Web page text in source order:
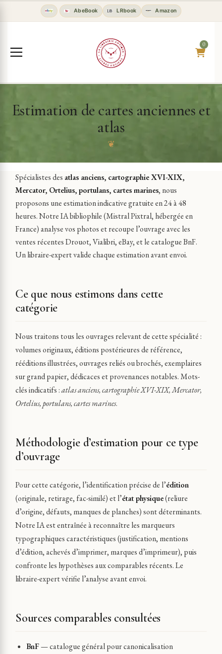
AbeBook LRbook Amazon
0
Estimation de cartes anciennes et
atlas
❦
Spécialistes des atlas anciens, cartographie XVI-XIX,
Mercator, Ortelius, portulans, cartes marines, nous
proposons une estimation indicative gratuite en 24 à 48
heures. Notre IA bibliophile (Mistral Pixtral, hébergée en
France) analyse vos photos et recoupe l’ouvrage avec les
ventes récentes Drouot, Vialibri, eBay, et le catalogue BnF.
Un libraire-expert valide chaque estimation avant envoi.
Ce que nous estimons dans cette
catégorie
Nous traitons tous les ouvrages relevant de cette spécialité :
volumes originaux, éditions postérieures de référence,
rééditions illustrées, ouvrages reliés ou brochés, exemplaires
sur grand papier, dédicaces et provenances notables. Mots-
clés indicatifs :atlas anciens, cartographie XVI-XIX, Mercator,
Ortelius, portulans, cartes marines.
Méthodologie d’estimation pour ce type
d’ouvrage
Pour cette catégorie, l’identification précise de l’édition
(originale, retirage, fac-similé) et l’état physique(reliure
d’origine, défauts, manques de planches) sont déterminants.
Notre IA est entraînée à reconnaître les marqueurs
typographiques caractéristiques (justification, mentions
d’édition, achevés d’imprimer, marques d’imprimeur), puis
confronte les hypothèses aux comparables récents. Le
libraire-expert vérifie l’analyse avant envoi.
Sources comparables consultées
BnF— catalogue général pour canonicalisation